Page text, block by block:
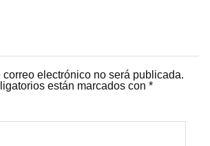
correo electrónico no será publicada.
están marcados con*